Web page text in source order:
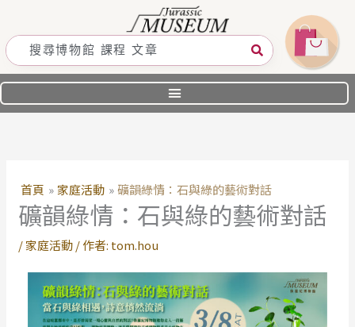
主
要
內
容
首頁 家庭活動 礦韻綠情：石與綠的藝術對話
礦韻綠情：石與綠的藝術對話
/家庭活動/ 作者: tom.hou